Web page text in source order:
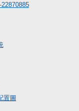
置圖